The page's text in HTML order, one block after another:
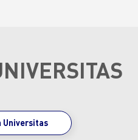
Universitas